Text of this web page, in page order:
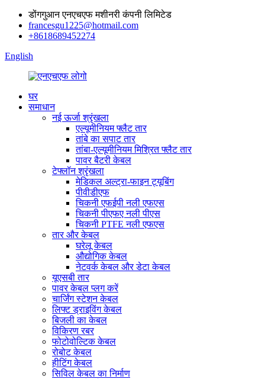
डोंगगुआन एनएचएफ मशीनरी कंपनी लिमिटेड
francesgu1225@hotmail.com
+8618689452274
English
घर
समाधान
नई ऊर्जा श्रृंखला
एल्यूमीनियम फ्लैट तार
तांबे का सपाट तार
तांबा-एल्यूमीनियम मिश्रित फ्लैट तार
पावर बैटरी केबल
टेफ्लॉन श्रृंखला
मेडिकल अल्ट्रा-फाइन ट्यूबिंग
पीवीडीएफ
चिकनी एफईपी नली एफएस
चिकनी पीएफए ​​नली पीएस
चिकनी PTFE नली एफएस
तार और केबल
घरेलू केबल
औद्योगिक केबल
नेटवर्क केबल और डेटा केबल
यूएसबी तार
पावर केबल प्लग करें
चार्जिंग स्टेशन केबल
लिफ्ट ड्राइविंग केबल
बिजली का केबल
विकिरण रबर
फोटोवोल्टिक केबल
रोबोट केबल
हीटिंग केबल
सिविल केबल का निर्माण